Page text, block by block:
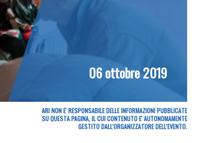
06 ottobre 2019
ARI NON E' RESPONSABILE DELLE INFORMAZIONI PUBBLICATE
SU QUESTA PAGINA, IL CUI CONTENUTO E' AUTONOMAMENTE
GESTITO DALL'ORGANIZZATORE DELL'EVENTO.